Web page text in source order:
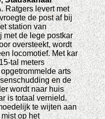
Ratgers levert met
de post af bij
station van
met de lege postkar
oversteekt, wordt
locomotief. Met kar
tal meters
arts
en de
wordt naar huis
is totaal vernield.
te wijten aan
op het